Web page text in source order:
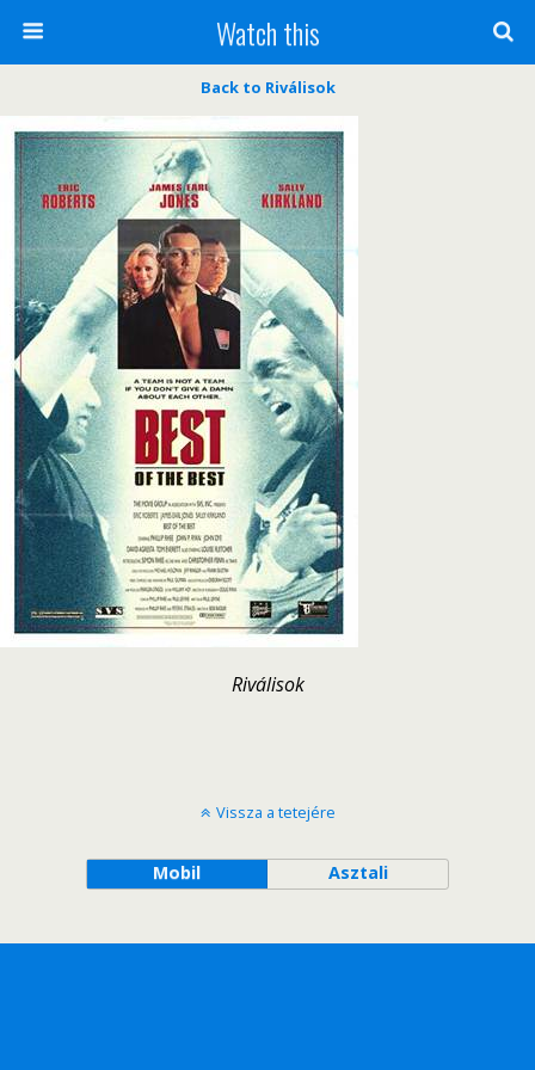
Watch this
Back to Riválisok
Riválisok
Vissza a tetejére
Mobil Asztali